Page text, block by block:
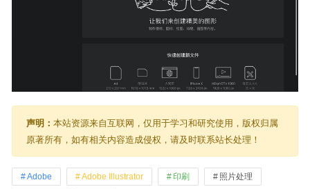
声明： 本站资源来自互联网，仅用于学习和研究使用，版权归属
原著所有，如有相关内容造成侵权，请及时联系站长处理！
Adobe Adobe Illustrator 印刷 照片处理